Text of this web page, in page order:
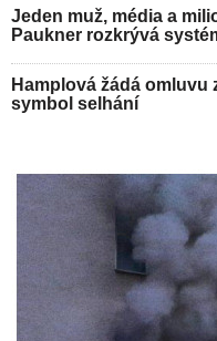
Jeden muž, média a
Paukner rozkrývá
Hamplová žádá omluvu
symbol selhání